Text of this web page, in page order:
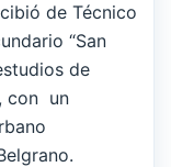
de Técnico
“San
de
con un